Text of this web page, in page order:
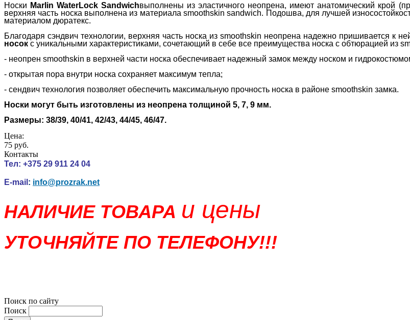
Носки Marlin WaterLock Sandwichвыполнены из эластичного неопрена, имеют анатомический крой
верхняя часть носка выполнена из материала smoothskin sandwich. Подошва, для лучшей
материалом дюратекс.
Благодаря сэндвич технологии, верхняя часть носка из smoothskin неопрена надежно пришивается к
носок с уникальными характеристиками, сочетающий в себе все преимущества носка с обтюрацией из
- неопрен smoothskin в верхней части носка обеспечивает надежный замок между носком и
- открытая пора внутри носка сохраняет максимум тепла;
- сендвич технология позволяет обеспечить максимальную прочность носка в районе smoothskin замка.
Носки могут быть изготовлены из неопрена толщиной 5, 7, 9 мм.
Размеры: 38/39, 40/41, 42/43, 44/45, 46/47.
Цена:
75 руб.
Контакты
Тел: +375 29 911 24 04
E-mail : info@prozrak.net
НАЛИЧИЕ ТОВАРА и цены
УТОЧНЯЙТЕ ПО ТЕЛЕФОНУ!!!
Поиск по сайту
Поиск